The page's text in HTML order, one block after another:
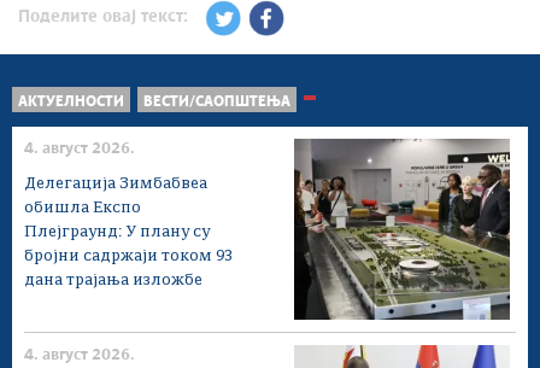
Поделите овај текст:
АКТУЕЛНОСТИ ВЕСТИ/САОПШТЕЊА
4. август 2026.
Делегација Зимбабвеа
обишла Експо
Плејграунд: У плану су
бројни садржаји током 93
дана трајања изложбе
4. август 2026.